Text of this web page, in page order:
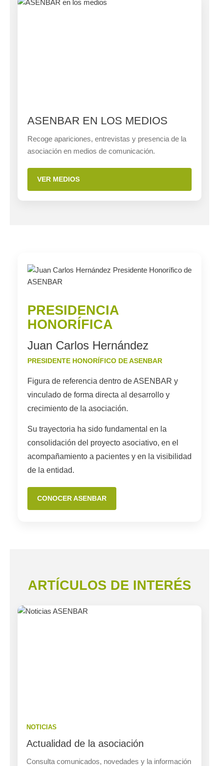
ASENBAR EN LOS MEDIOS
Recoge apariciones, entrevistas y presencia de la
asociación en medios de comunicación.
VER MEDIOS
PRESIDENCIA
HONORÍFICA
Juan Carlos Hernández
PRESIDENTE HONORÍFICO DE ASENBAR
Figura de referencia dentro de ASENBAR y
vinculado de forma directa al desarrollo y
crecimiento de la asociación.
Su trayectoria ha sido fundamental en la
consolidación del proyecto asociativo, en el
acompañamiento a pacientes y en la visibilidad
de la entidad.
CONOCER ASENBAR
ARTÍCULOS DE INTERÉS
NOTICIAS
Actualidad de la asociación
Consulta comunicados, novedades y la información